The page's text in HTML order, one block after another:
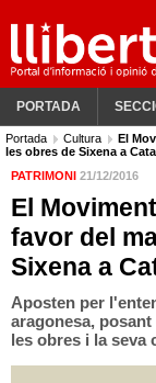
PORTADA
Portada Cultura
El
les obres de Sixena a
PATRIMONI 21/12/2016
El
favor del
Sixena a
Aposten per
aragonesa,
les obres i la seva